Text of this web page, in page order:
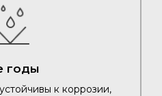
годы
к коррозии,